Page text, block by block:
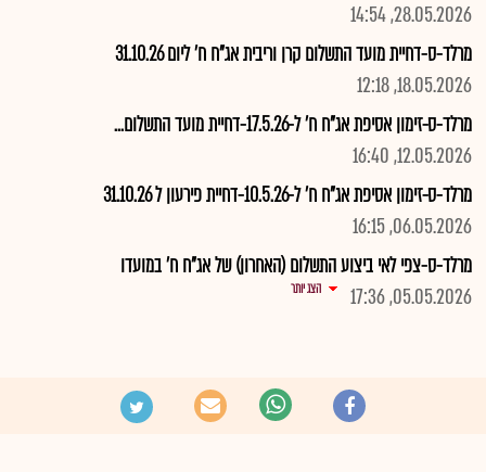
28.05.2026, 14:54
מרלד-ס-דחיית מועד התשלום קרן וריבית אג"ח ח' ליום 31.10.26
18.05.2026, 12:18
מרלד-ס-זימון אסיפת אג"ח ח' ל-17.5.26-דחיית מועד התשלום...
12.05.2026, 16:40
מרלד-ס-זימון אסיפת אג"ח ח' ל-10.5.26-דחיית פירעון ל 31.10.26
06.05.2026, 16:15
מרלד-ס-צפי לאי ביצוע התשלום (האחרון) של אג"ח ח' במועדו
05.05.2026, 17:36
הצג יותר